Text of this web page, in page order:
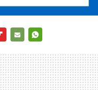
MAIL